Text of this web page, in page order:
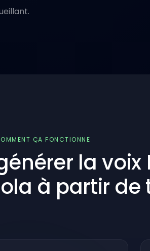
ÇA FONCTIONNE
la voix
à partir de